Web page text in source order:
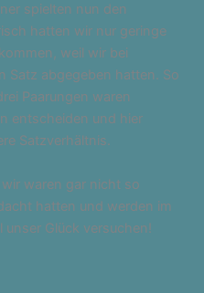
spielten nun den
hatten wir nur geringe
weil wir bei
Satz abgegeben hatten. So
Paarungen waren
entscheiden und hier
Satzverhältnis.
waren gar nicht so
hatten und werden im
Glück versuchen!